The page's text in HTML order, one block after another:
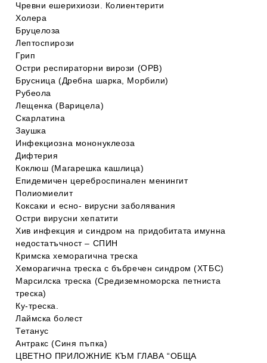
Чревни ешерихиози. Колиентерити
Холера
Бруцелоза
Лептоспирози
Грип
Остри респираторни вирози (ОРВ)
Брусница (Дребна шарка, Морбили)
Рубеола
Лещенка (Варицела)
Скарлатина
Заушка
Инфекциозна мононуклеоза
Дифтерия
Коклюш (Магарешка кашлица)
Епидемичен цереброспинален менингит
Полиомиелит
Коксаки и есно- вирусни заболявания
Остри вирусни хепатити
Хив инфекция и синдром на придобитата имунна
недостатъчност – СПИН
Кримска хеморагична треска
Хеморагична треска с бъбречен синдром (ХТБС)
Марсилска треска (Средиземноморска петниста
треска)
Ку-треска.
Лаймска болест
Тетанус
Антракс (Синя пъпка)
ЦВЕТНО ПРИЛОЖНИЕ КЪМ ГЛАВА “ОБЩА